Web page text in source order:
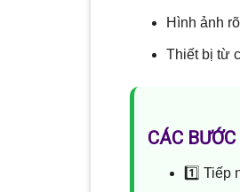
Hình ảnh
Thiết bị từ
CÁC
1️⃣ Tiếp